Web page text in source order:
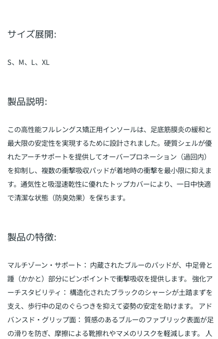
サイズ展開:
S、M、L、XL
製品説明:
この高性能フルレングス矯正用インソールは、足底筋膜炎の緩和と
最大限の安定性を実現するために設計されました。硬質シェルが優
れたアーチサポートを提供してオーバープロネーション（過回内）
を抑制し、複数の衝撃吸収パッドが着地時の衝撃を最小限に抑えま
す。通気性と吸湿速乾性に優れたトップカバーにより、一日中快適
で清潔な状態（防臭効果）を保ちます。
製品の特徴:
マルチゾーン・サポート： 内蔵されたブルーのパッドが、中足骨と
踵（かかと）部分にピンポイントで衝撃吸収を提供します。 強化ア
ーチスタビリティ： 構造化されたブラックのシャーシが土踏まずを
支え、歩行中の足のぐらつきを抑えて姿勢の安定を助けます。 アド
バンスド・グリップ面： 質感のあるブルーのファブリック表面が足
の滑りを防ぎ、摩擦による靴擦れやマメのリスクを軽減します。 人